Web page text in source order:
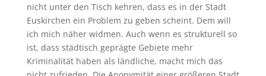
nicht unter den Tisch kehren, dass es in der Stadt
Euskirchen ein Problem zu geben scheint. Dem will
ich mich näher widmen. Auch wenn es strukturell so
ist, dass städtisch geprägte Gebiete mehr
Kriminalität haben als ländliche, macht mich das